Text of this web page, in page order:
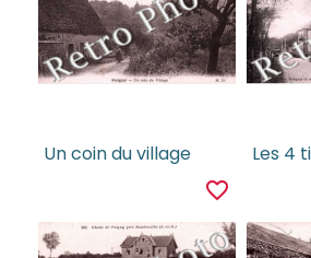
Un coin du village
favorite_border